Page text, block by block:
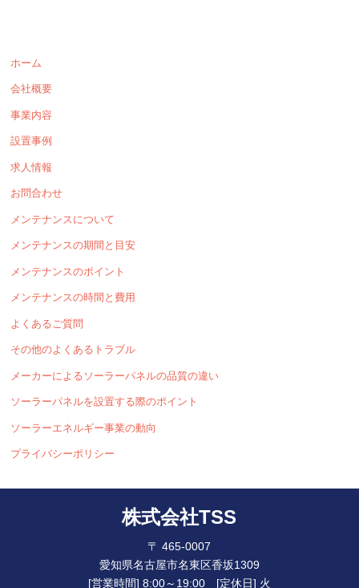
ホーム
会社概要
事業内容
設置事例
求人情報
お問合わせ
メンテナンスについて
メンテナンスの期間と目安
メンテナンスのポイント
メンテナンスの時間と費用
よくあるご質問
その他のよくあるトラブル
メーカーによるソーラーパネルの品質の違い
ソーラーパネルを設置する際のポイント
ソーラーエネルギー事業の動向
プライバシーポリシー
株式会社TSS
〒 465-0007
愛知県名古屋市名東区香坂1309
[営業時間] 8:00～19:00 [定休日] 火